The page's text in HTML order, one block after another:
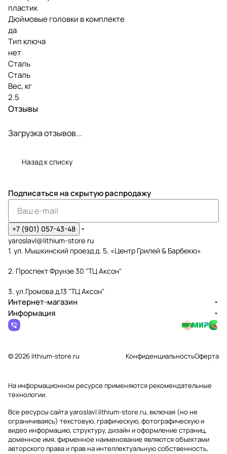
пластик
Дюймовые головки в комплекте
да
Тип ключа
нет
Сталь
Сталь
Вес, кг
2.5
Отзывы
Загрузка отзывов...
Назад к списку
Подписаться на скрытую распродажу
+7 (901) 057-43-48
yaroslavl@lithium-store.ru
1. ул. Мышкинский проезд д. 5, «Центр Грилей & Барбекю»
2. Проспект Фрунзе 30 "ТЦ Аксон"
3. ул.Громова д.13 "ТЦ Аксон"
Интернет-магазин
Информация
© 2026 lithium-store.ru КонфиденциальностьОферта
На информационном ресурсе применяютсярекомендательные
технологии.
Все ресурсы сайта yaroslavl.lithium-store.ru, включая (но не
ограничиваясь) текстовую, графическую, фотографическую и
видео информацию, структуру, дизайн и оформление страниц,
доменное имя, фирменное наименование являются объектами
авторского права и прав на интеллектуальную собственность,